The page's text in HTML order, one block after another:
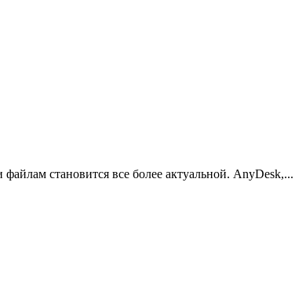
становится все более актуальной. AnyDesk,...